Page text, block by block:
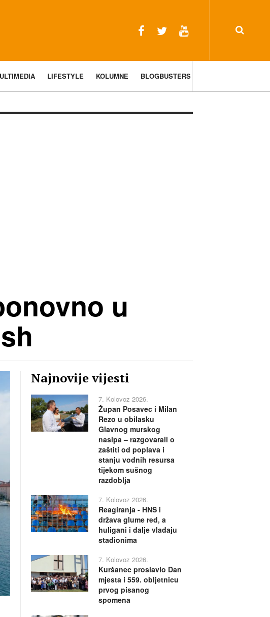
LIFESTYLE KOLUMNE BLOGBUSTERS
u
Najnovije vijesti
7. Kolovoz 2026.
Župan Posavec i Milan
Rezo u obilasku
Glavnog murskog
nasipa – razgovarali o
zaštiti od poplava i
stanju vodnih resursa
tijekom sušnog
razdoblja
7. Kolovoz 2026.
Reagiranja - HNS i
država glume red, a
huligani i dalje vladaju
stadionima
7. Kolovoz 2026.
Kuršanec proslavio Dan
mjesta i 559. obljetnicu
prvog pisanog
spomena